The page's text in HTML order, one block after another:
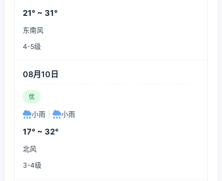
21° ~ 31°
东南风
4-5级
08月10日
优
小雨 小雨
17° ~ 32°
北风
3-4级